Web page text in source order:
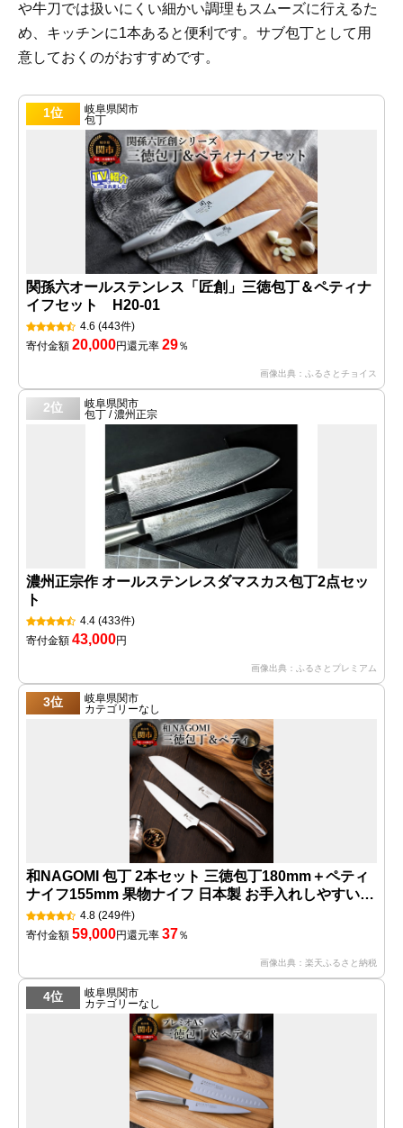
や牛刀では扱いにくい細かい調理もスムーズに行えるた
め、キッチンに1本あると便利です。サブ包丁として用
意しておくのがおすすめです。
1位
岐阜県関市
包丁
関孫六オールステンレス「匠創」三徳包丁＆ペティナ
イフセット H20-01
4.6 (443件)
寄付金額 20,000円還元率 29％
画像出典：ふるさとチョイス
2位
岐阜県関市
包丁 / 濃州正宗
濃州正宗作 オールステンレスダマスカス包丁2点セッ
ト
4.4 (433件)
寄付金額 43,000円
画像出典：ふるさとプレミアム
3位
岐阜県関市
カテゴリーなし
和NAGOMI 包丁 2本セット 三徳包丁180mm＋ペティ
ナイフ155mm 果物ナイフ 日本製 お手入れしやすい
調理器具 キッチンツール ギフト 贈り物にも メーカー
直送 三星刃物 公式 [無料研ぎ直し券付] 【最長4ヶ月を
4.8 (249件)
寄付金額 59,000円還元率 37％
画像出典：楽天ふるさと納税
4位
岐阜県関市
カテゴリーなし